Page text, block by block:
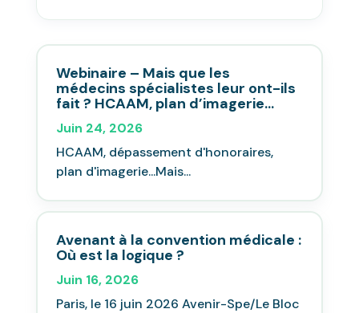
Webinaire – Mais que les
médecins spécialistes leur ont-ils
fait ? HCAAM, plan d’imagerie…
Juin 24, 2026
HCAAM, dépassement d'honoraires,
plan d'imagerie...Mais...
Avenant à la convention médicale :
Où est la logique ?
Juin 16, 2026
Paris, le 16 juin 2026 Avenir-Spe/Le Bloc